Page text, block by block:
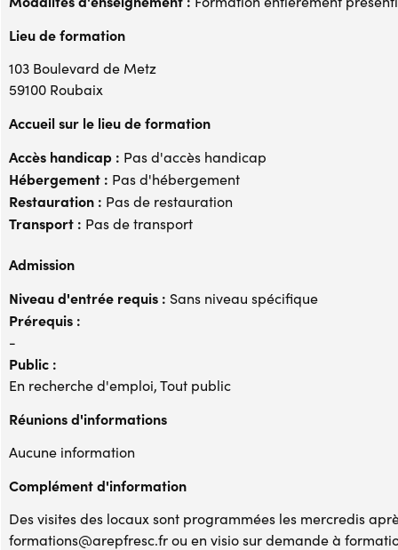
Lieu de formation
103 Boulevard de Metz
59100 Roubaix
Accueil sur le lieu de formation
Accès handicap : Pas d'accès handicap
Hébergement : Pas d'hébergement
Restauration : Pas de restauration
Transport : Pas de transport
Admission
Niveau d'entrée requis : Sans niveau spécifique
Prérequis :
-
Public :
En recherche d'emploi, Tout public
Réunions d'informations
Aucune information
Complément d'information
Des visites des locaux sont programmées les mercredis
formations@arepfresc.fr ou en visio sur demande à